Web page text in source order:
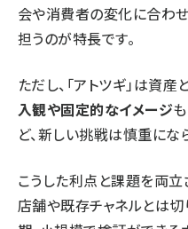
会や消費者の変化に合わ
担うのが特長です。
ただし、「アトツギ」は資
入観や固定的なイメージ
ど、新しい挑戦は慎重にな
こうした利点と課題を両
店舗や既存チャネルとは切